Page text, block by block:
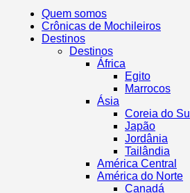
Quem somos
Crônicas de Mochileiros
Destinos
Destinos
África
Egito
Marrocos
Ásia
Coreia do Sul
Japão
Jordânia
Tailândia
América Central
América do Norte
Canadá